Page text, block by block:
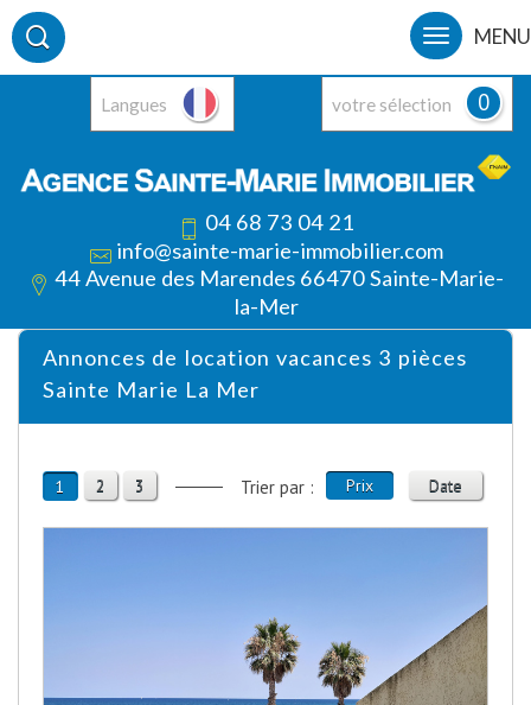
Langues votre sélection 0
04 68 73 04 21
info@sainte-marie-immobilier.com
44 Avenue des Marendes 66470 Sainte-Marie-
la-Mer
MENU
Annonces de location vacances 3 pièces
Sainte Marie La Mer
1 2 3 Trier par : Prix Date